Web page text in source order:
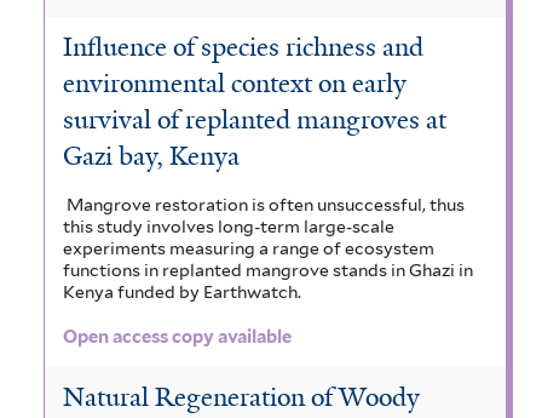
Influence of species richness and
environmental context on early
survival of replanted mangroves at
Gazi bay, Kenya
Mangrove restoration is often unsuccessful, thus
this study involves long-term large-scale
experiments measuring a range of ecosystem
functions in replanted mangrove stands in Ghazi in
Kenya funded by Earthwatch.
Open access copy available
Natural Regeneration of Woody